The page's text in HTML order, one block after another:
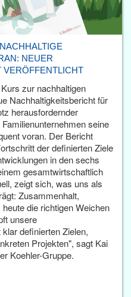
NEUER
VERÖFFENTLICHT
zur nachhaltigen
Nachhaltigkeitsbericht für
herausfordernder
seine
voran. Der Bericht
der definierten Ziele
in den sechs
gesamtwirtschaftlich
zeigt sich, was uns als
Zusammenhalt,
die richtigen Weichen
unsere
definierten Zielen,
Projekten", sagt Kai
Koehler-Gruppe.